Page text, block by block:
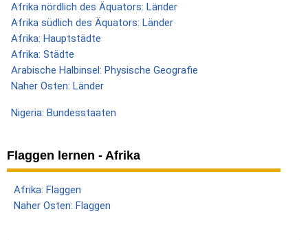
Afrika nördlich des Äquators: Länder
Afrika südlich des Äquators: Länder
Afrika: Hauptstädte
Afrika: Städte
Arabische Halbinsel: Physische Geografie
Naher Osten: Länder
Nigeria: Bundesstaaten
Flaggen lernen - Afrika
Afrika: Flaggen
Naher Osten: Flaggen